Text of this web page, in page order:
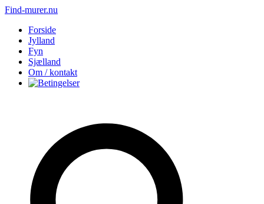
Find-murer.nu
Forside
Jylland
Fyn
Sjælland
Om / kontakt